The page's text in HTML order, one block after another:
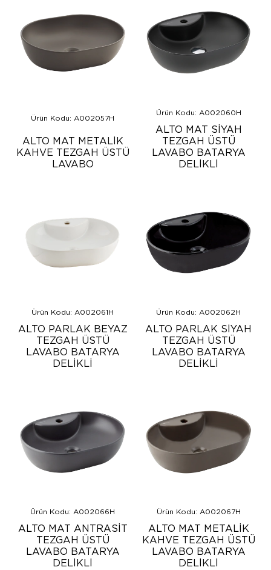
Ürün Kodu: A002057H
ALTO MAT METALİK
KAHVE TEZGAH ÜSTÜ
LAVABO
Ürün Kodu: A002060H
ALTO MAT SİYAH
TEZGAH ÜSTÜ
LAVABO BATARYA
DELİKLİ
Ürün Kodu: A002061H
ALTO PARLAK BEYAZ
TEZGAH ÜSTÜ
LAVABO BATARYA
DELİKLİ
Ürün Kodu: A002062H
ALTO PARLAK SİYAH
TEZGAH ÜSTÜ
LAVABO BATARYA
DELİKLİ
Ürün Kodu: A002066H
ALTO MAT ANTRASİT
TEZGAH ÜSTÜ
LAVABO BATARYA
DELİKLİ
Ürün Kodu: A002067H
ALTO MAT METALİK
KAHVE TEZGAH ÜSTÜ
LAVABO BATARYA
DELİKLİ